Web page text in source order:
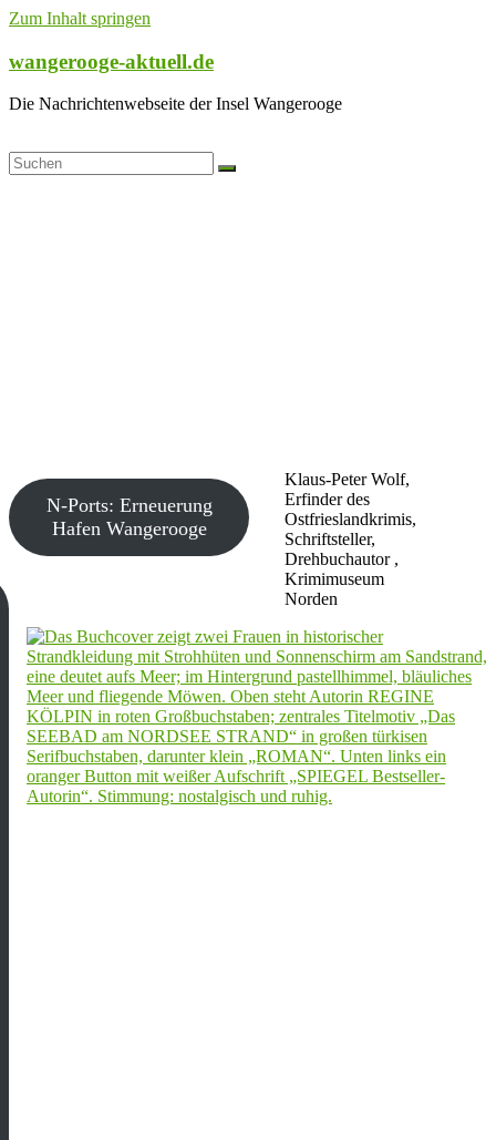
Zum Inhalt springen
wangerooge-aktuell.de
Die Nachrichtenwebseite der Insel Wangerooge
Klaus-Peter Wolf,
Erfinder des
Ostfrieslandkrimis,
Schriftsteller,
Drehbuchautor ,
Krimimuseum
Norden
N-Ports: Erneuerung
Hafen Wangerooge